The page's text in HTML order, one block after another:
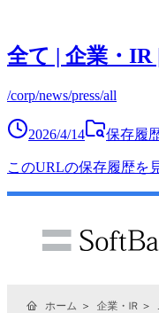
全て | 企業・IR
/corp/news/press/all
2026/4/14 保存履
このURLの保存履歴を